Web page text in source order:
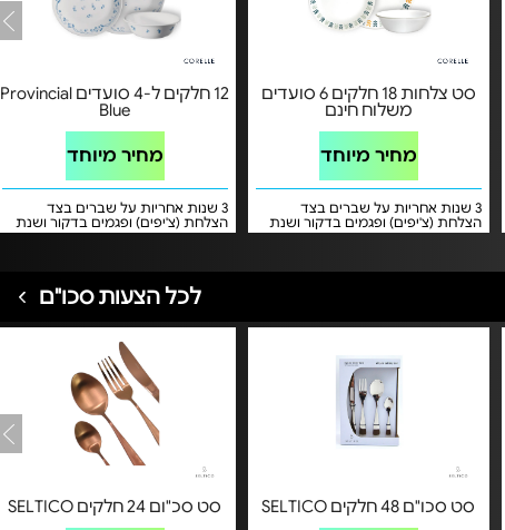
12 חלקים ל-4 סועדים Provincial
Blue
מחיר מיוחד
3 שנות אחריות על שברים בצד
הצלחת (צ'יפים) ופגמים בדקור ושנת
אחריות אחת על שבר בשימוש ביתי
סט צלחות 18 חלקים 6 סועדים
משלוח חינם
מחיר מיוחד
3 שנות אחריות על שברים בצד
הצלחת (צ'יפים) ופגמים בדקור ושנת
אחריות אחת על שבר בשימוש ביתי
לכל הצעות סכו"ם
סט סכ"ום 24 חלקים SELTICO סט סכו"ם 48 חלקים SELTICO